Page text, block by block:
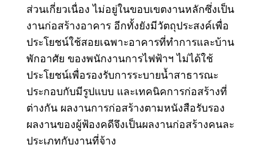
ส่วนเกี่ยวเนื่อง ไม่อยู่ในขอบเขตงานหลักซึ่งเป็น
งานก่อสร้างอาคาร อีกทั้งยังมีวัตถุประสงค์เพื่อ
ประโยชน์ใช้สอยเฉพาะอาคารที่ทําการและบ้าน
พักอาศัย ของพนักงานการไฟฟ้าฯ ไม่ได้ใช้
ประโยชน์เพื่อรองรับการระบายน้ำสาธารณะ
ประกอบกับมีรูปแบบ และเทคนิคการก่อสร้างที่
ต่างกัน ผลงานการก่อสร้างตามหนังสือรับรอง
ผลงานของผู้ฟ้องคดีจึงเป็นผลงานก่อสร้างคนละ
ประเภทกับงานที่จ้าง